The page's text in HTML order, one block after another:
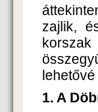
zajlik,
1. A